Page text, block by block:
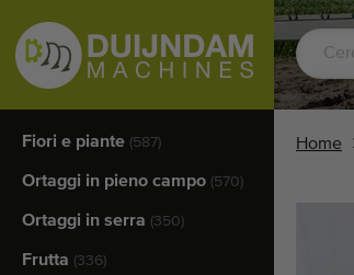
Fiori e piante (587)
Ortaggi in pieno campo (570)
Ortaggi in serra (350)
Frutta (336)
Home